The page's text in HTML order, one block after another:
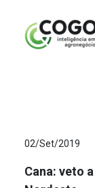
02/Set/2019
Cana: veto